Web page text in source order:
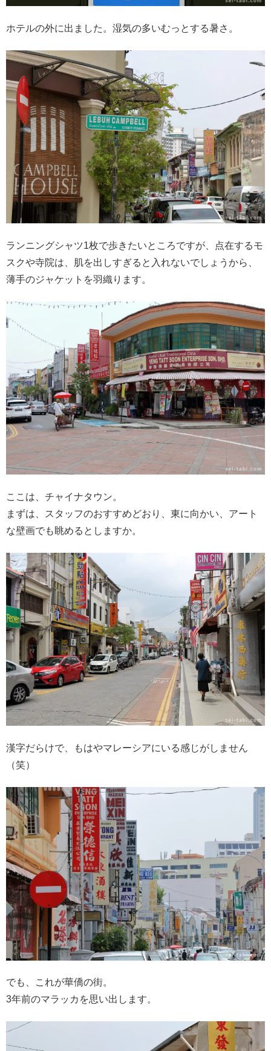
ホテルの外に出ました。湿気の多いむっとする暑さ。
ランニングシャツ1枚で歩きたいところですが、点在するモ
スクや寺院は、肌を出しすぎると入れないでしょうから、
薄手のジャケットを羽織ります。
ここは、チャイナタウン。
まずは、スタッフのおすすめどおり、東に向かい、アート
な壁画でも眺めるとしますか。
漢字だらけで、もはやマレーシアにいる感じがしません
（笑）
でも、これが華僑の街。
3年前のマラッカを思い出します。